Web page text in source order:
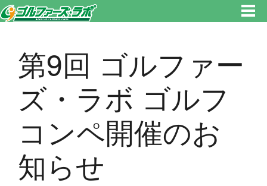
ジです。新宿区、若松河田で気軽にゴルフレッスン！
第9回 ゴルファー
ズ・ラボ ゴルフ
コンペ開催のお
知らせ